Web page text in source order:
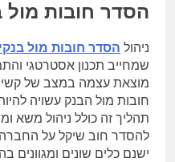
הסדר חובות מול
ניהול הסדר חובות מול
שמחייב תכנון אסטרטגי
מוצאת עצמה במצב של
חובות מול הבנק עשויה
תהליך זה כולל ניהול משא
להסדר חוב שיקל על
ישנם כלים שונים